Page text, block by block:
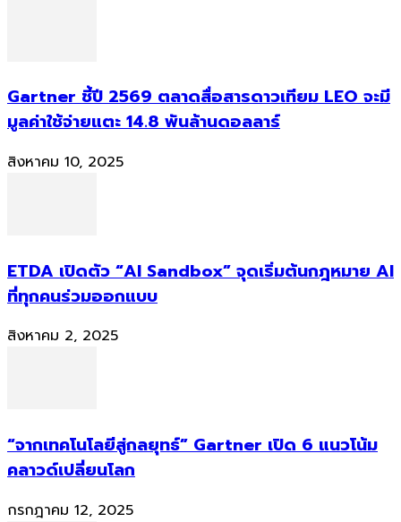
Gartner ชี้ปี 2569 ตลาดสื่อสารดาวเทียม LEO จะมี
มูลค่าใช้จ่ายแตะ 14.8 พันล้านดอลลาร์
สิงหาคม 10, 2025
ETDA เปิดตัว “AI Sandbox” จุดเริ่มต้นกฎหมาย AI
ที่ทุกคนร่วมออกแบบ
สิงหาคม 2, 2025
“จากเทคโนโลยีสู่กลยุทธ์” Gartner เปิด 6 แนวโน้ม
คลาวด์เปลี่ยนโลก
กรกฎาคม 12, 2025